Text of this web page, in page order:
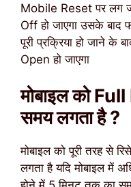
Mobile Reset पर लग
Off हो जाएगा उसके बाद
पूरी प्रक्रिया हो जाने
Open हो जाएगा
मोबाइल को
समय लगता है ?
मोबाइल को पूरी तरह से
लगता है यदि मोबाइल में